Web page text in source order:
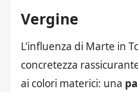
Vergine
L’influenza di Marte in
concretezza
ai colori materici: una